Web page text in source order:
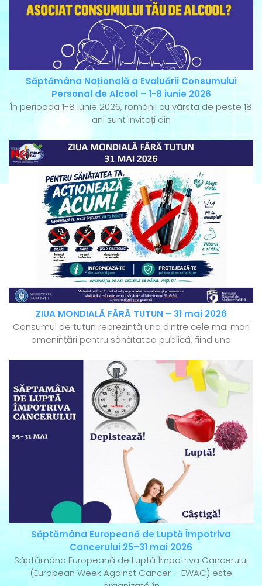
Săptămâna Națională a Evaluării Consumului
Personal de Alcool – 1-8 iunie 2026
În perioada 1-8 iunie 2026, românii cu vârsta de peste 18
ani sunt invitați din
ZIUA MONDIALĂ FĂRĂ TUTUN – 31 mai 2026
Consumul de tutun reprezintă una dintre cele mai mari
amenințări pentru sănătatea publică, fiind una
Săptămâna Europeană de Luptă Împotriva
Cancerului 25–31 mai 2026
Săptămâna Europeană de Luptă Împotriva Cancerului
(European Week Against Cancer – EWAC) este